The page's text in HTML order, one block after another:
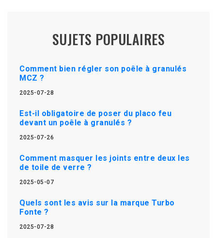
SUJETS POPULAIRES
Comment bien régler son poêle à granulés
MCZ ?
2025-07-28
Est-il obligatoire de poser du placo feu
devant un poêle à granulés ?
2025-07-26
Comment masquer les joints entre deux les
de toile de verre ?
2025-05-07
Quels sont les avis sur la marque Turbo
Fonte ?
2025-07-28